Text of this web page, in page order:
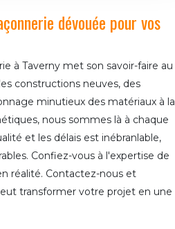
dévouée pour vos
à Taverny met son savoir-faire au
constructions neuves, des
minutieux des matériaux à la
nous sommes là à chaque
et les délais est inébranlable,
Confiez-vous à l'expertise de
réalité. Contactez-nous et
transformer votre projet en une